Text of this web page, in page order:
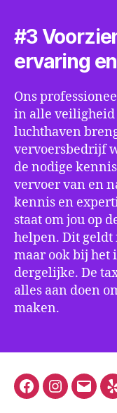
#3
ervaring
Ons
in alle veiligheid
luchthaven
vervoersbedrijf
de nodige
vervoer van en
kennis en
staat om jou op
helpen. Dit
maar ook bij het
dergelijke. De
alles aan doen
maken.
FacebookInstagram
E-